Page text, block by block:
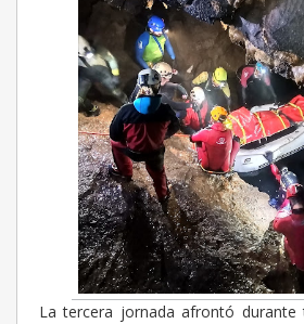
La tercera jornada afrontó durante